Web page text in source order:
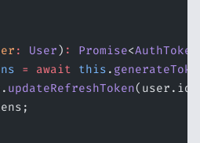
: User) : Promise<
= await this .
. updateRefreshToken(user.id,